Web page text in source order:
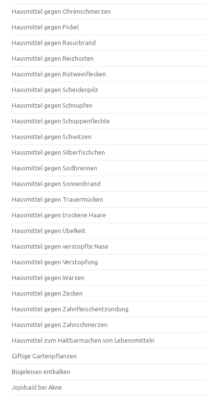
Hausmittel gegen Ohrenschmerzen
Hausmittel gegen Pickel
Hausmittel gegen Rasurbrand
Hausmittel gegen Reizhusten
Hausmittel gegen Rotweinflecken
Hausmittel gegen Scheidenpilz
Hausmittel gegen Schnupfen
Hausmittel gegen Schuppenflechte
Hausmittel gegen Schwitzen
Hausmittel gegen Silberfischchen
Hausmittel gegen Sodbrennen
Hausmittel gegen Sonnenbrand
Hausmittel gegen Trauermücken
Hausmittel gegen trockene Haare
Hausmittel gegen Übelkeit
Hausmittel gegen verstopfte Nase
Hausmittel gegen Verstopfung
Hausmittel gegen Warzen
Hausmittel gegen Zecken
Hausmittel gegen Zahnfleischentzündung
Hausmittel gegen Zahnschmerzen
Hausmittel zum Haltbarmachen von Lebensmitteln
Giftige Gartenpflanzen
Bügeleisen entkalken
Jojobaöl bei Akne